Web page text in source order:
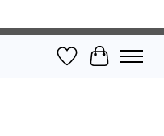
Liste dePanier